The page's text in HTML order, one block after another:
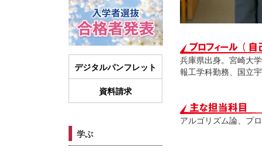
デジタルパンフレット
資料請求
学ぶ
兵庫県出身。宮崎大
報工学科勤務、国立
アルゴリズム論、プ